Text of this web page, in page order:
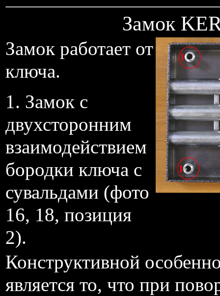
Замок
Замок работает от
ключа.
1. Замок с
двухсторонним
взаимодействием
бородки ключа с
сувальдами (фото
16, 18, позиция
2).
Конструктивной
является то, что при